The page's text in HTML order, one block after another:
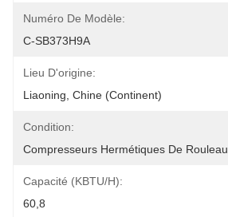
Numéro De Modèle:
C-SB373H9A
Lieu D'origine:
Liaoning, Chine (continent)
Condition:
Compresseurs Hermétiques De Rouleau
Capacité (KBTU/H):
60,8